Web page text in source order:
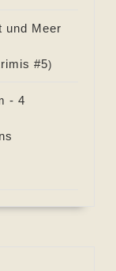
und Meer
#5)
- 4